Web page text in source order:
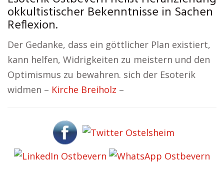
okkultistischer Bekenntnisse in Sachen
Reflexion.
Der Gedanke, dass ein göttlicher Plan existiert,
kann helfen, Widrigkeiten zu meistern und den
Optimismus zu bewahren. sich der Esoterik
widmen – Kirche Breiholz –